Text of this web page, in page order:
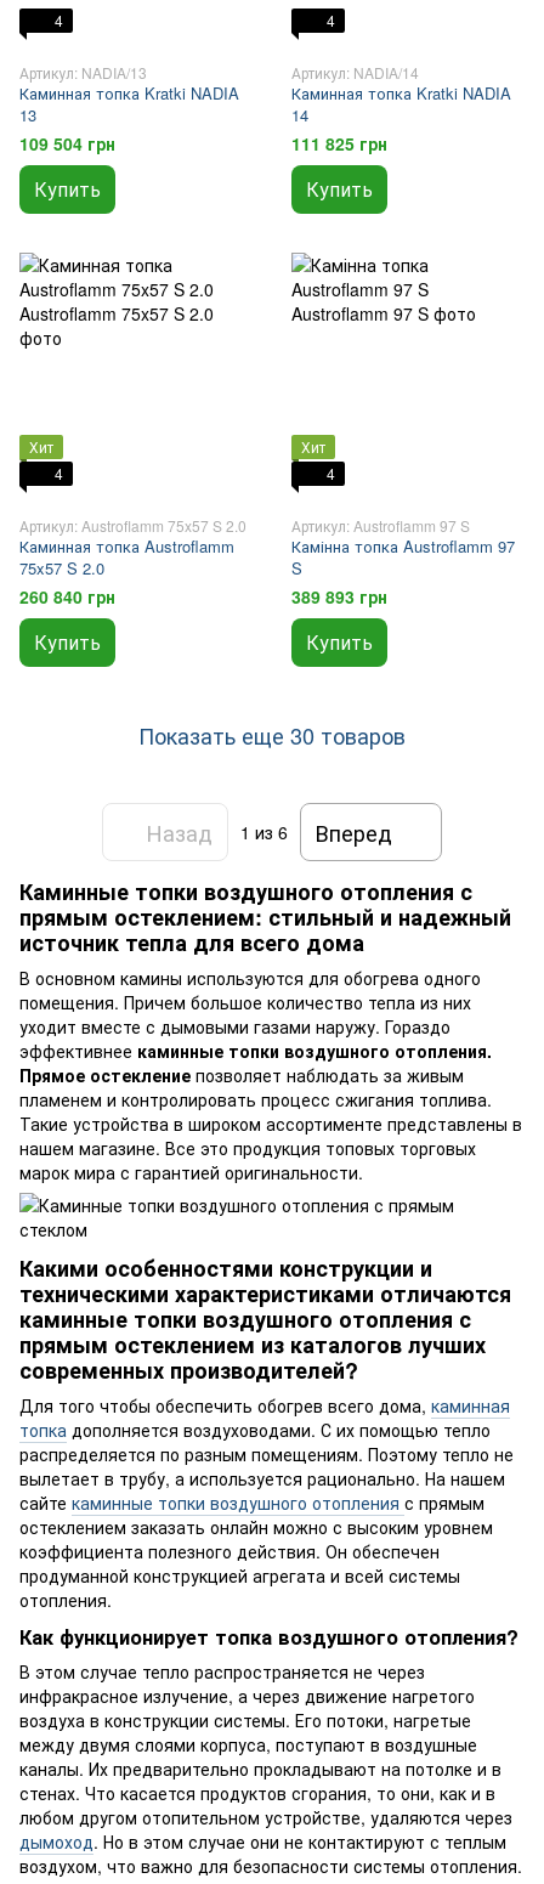
4
Артикул: NADIA/13
Каминная топка Kratki NADIA
13
109 504 грн
Купить
4
Артикул: NADIA/14
Каминная топка Kratki NADIA
14
111 825 грн
Купить
Хит
4
Артикул: Austroflamm 75x57 S 2.0
Каминная топка Austroflamm
75x57 S 2.0
260 840 грн
Купить
Хит
4
Артикул: Austroflamm 97 S
Камінна топка Austroflamm 97
S
389 893 грн
Купить
Показать еще 30 товаров
Назад 1 из 6
Вперед
Каминные топки воздушного отопления с
прямым остеклением: стильный и надежный
источник тепла для всего дома
В основном камины используются для обогрева одного
помещения. Причем большое количество тепла из них
уходит вместе с дымовыми газами наружу. Гораздо
эффективнее каминные топки воздушного отопления.
Прямое остекление позволяет наблюдать за живым
пламенем и контролировать процесс сжигания топлива.
Такие устройства в широком ассортименте представлены в
нашем магазине. Все это продукция топовых торговых
марок мира с гарантией оригинальности.
Какими особенностями конструкции и
техническими характеристиками отличаются
каминные топки воздушного отопления с
прямым остеклением из каталогов лучших
современных производителей?
Для того чтобы обеспечить обогрев всего дома, каминная
топка дополняется воздуховодами. С их помощью тепло
распределяется по разным помещениям. Поэтому тепло не
вылетает в трубу, а используется рационально. На нашем
сайте каминные топки воздушного отопления с прямым
остеклением заказать онлайн можно с высоким уровнем
коэффициента полезного действия. Он обеспечен
продуманной конструкцией агрегата и всей системы
отопления.
Как функционирует топка воздушного отопления?
В этом случае тепло распространяется не через
инфракрасное излучение, а через движение нагретого
воздуха в конструкции системы. Его потоки, нагретые
между двумя слоями корпуса, поступают в воздушные
каналы. Их предварительно прокладывают на потолке и в
стенах. Что касается продуктов сгорания, то они, как и в
любом другом отопительном устройстве, удаляются через
дымоход. Но в этом случае они не контактируют с теплым
воздухом, что важно для безопасности системы отопления.